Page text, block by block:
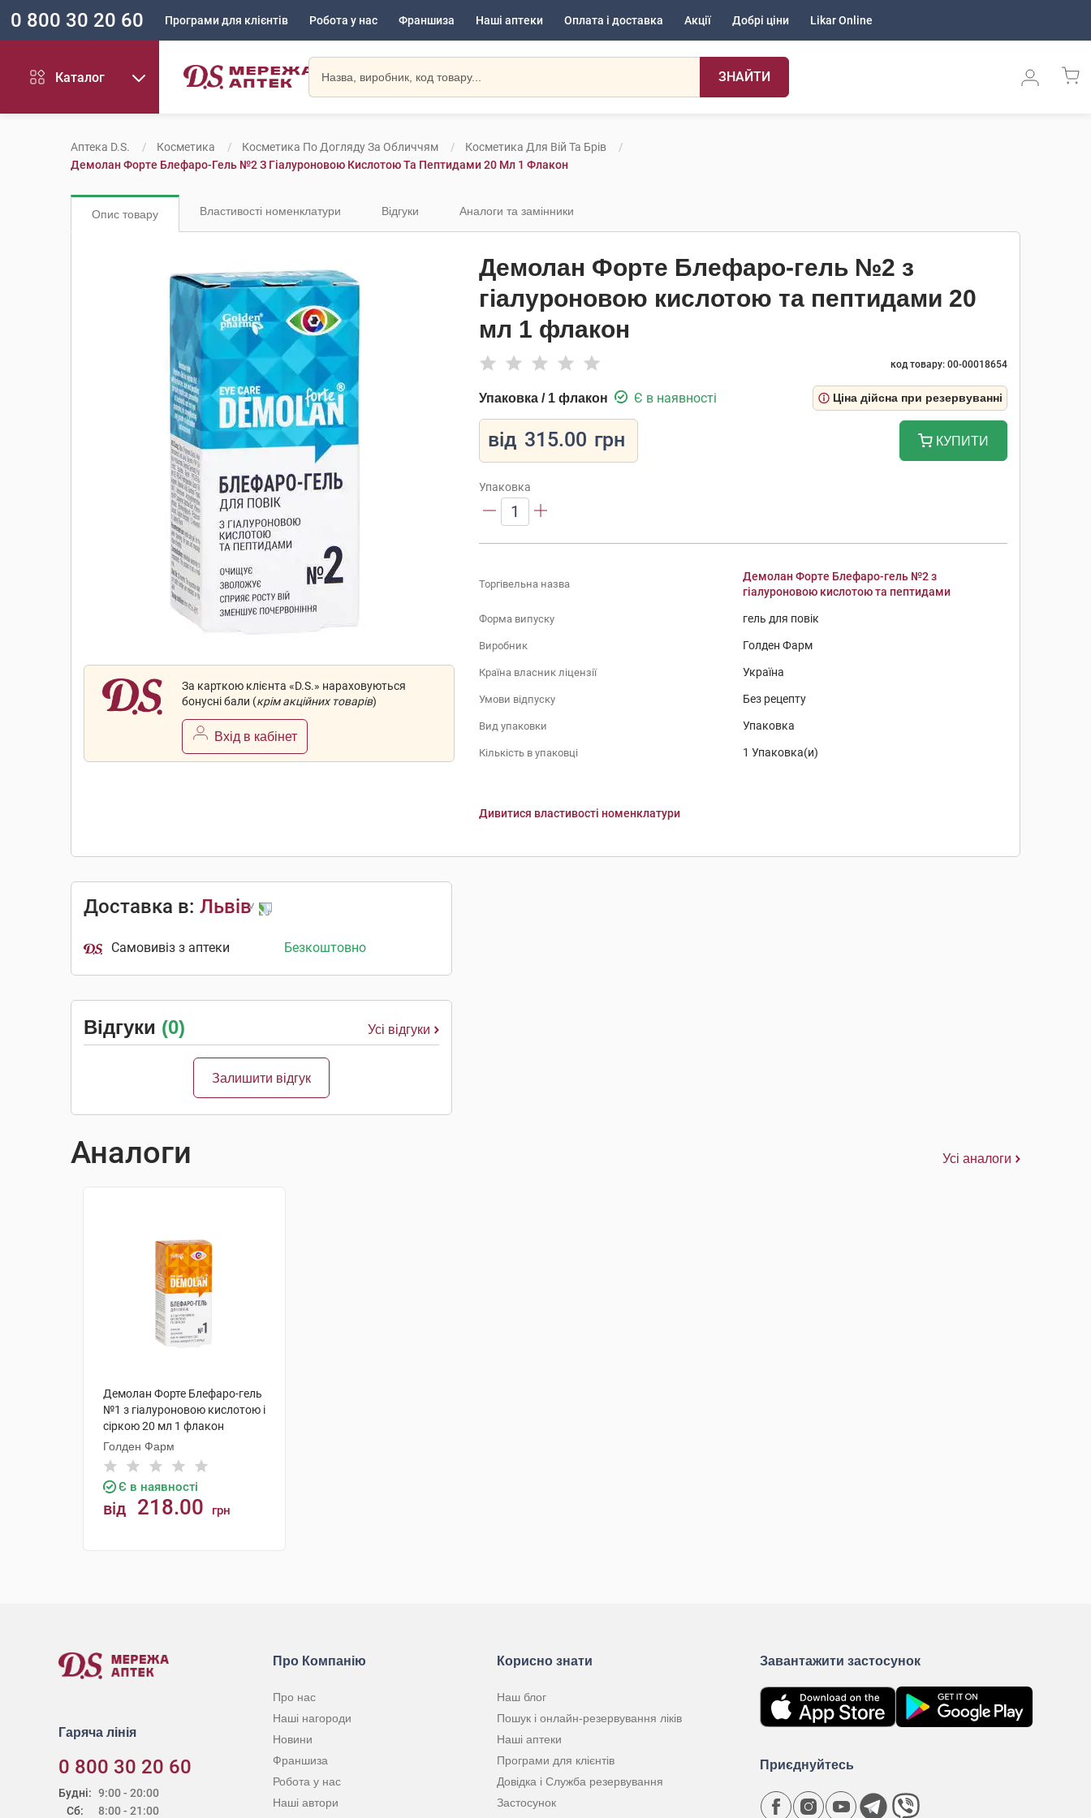
0 800 30 20 60 Програми для клієнтів Робота у нас Франшиза Наші аптеки Оплата і доставка Акції Добрі ціни Likar Online
Каталог ЗНАЙТИ
Аптека D.S. Косметика Косметика По Догляду За Обличчям
Косметика Для Вій Та Брів
Демолан Форте Блефаро-Гель №2 З Гіалуроновою Кислотою Та Пептидами 20 Мл 1 Флакон
Опис товару Властивості номенклатури Відгуки Аналоги та замінники
За карткою клієнта «D.S.» нараховуються
бонусні бали (крім акційних товарів)
Вхід в кабінет
Демолан Форте Блефаро-гель №2 з
гіалуроновою кислотою та пептидами 20
мл 1 флакон
код товару: 00-00018654
Упаковка / 1 флакон Є в наявності Ціна дійсна при резервуванні
від 315.00 грн КУПИТИ
Упаковка
1
Торгівельна назва
Демолан Форте Блефаро-гель №2 з
гіалуроновою кислотою та пептидами
Форма випуску гель для повік
Виробник Голден Фарм
Країна власник ліцензії Україна
Умови відпуску Без рецепту
Вид упаковки Упаковка
Кількість в упаковці 1 Упаковка(и)
Дивитися властивості номенклатури
Доставка в: Львів
Самовивіз з аптеки Безкоштовно
Відгуки (0) Усі відгуки
Залишити відгук
Аналоги Усі аналоги
Демолан Форте Блефаро-гель
№1 з гіалуроновою кислотою і
сіркою 20 мл 1 флакон
Голден Фарм
Є в наявності
від 218.00 грн
Гаряча лінія
0 800 30 20 60
Будні:
Сб:
9:00 - 20:00
8:00 - 21:00
Про Компанію
Про нас
Наші нагороди
Новини
Франшиза
Робота у нас
Наші автори
Корисно знати
Наш блог
Пошук і онлайн-резервування ліків
Наші аптеки
Програми для клієнтів
Довідка і Служба резервування
Застосунок
Завантажити застосунок
Приєднуйтесь